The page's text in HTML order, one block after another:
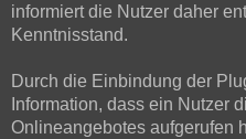
informiert die Nutzer daher
Kenntnisstand.
Durch die Einbindung der
Information, dass ein Nutzer
Onlineangebotes aufgerufen